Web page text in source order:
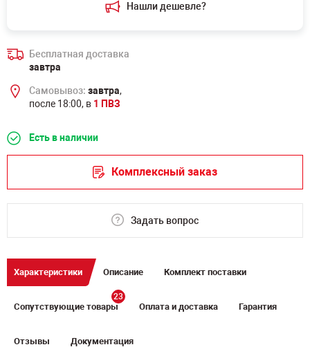
Нашли дешевле?
Бесплатная доставка
завтра
Самовывоз: завтра,
после 18:00, в 1 ПВЗ
Есть в наличии
Комплексный заказ
Задать вопрос
Характеристики Описание Комплект поставки
Сопутствующие товары
23
Оплата и доставка Гарантия
Отзывы Документация